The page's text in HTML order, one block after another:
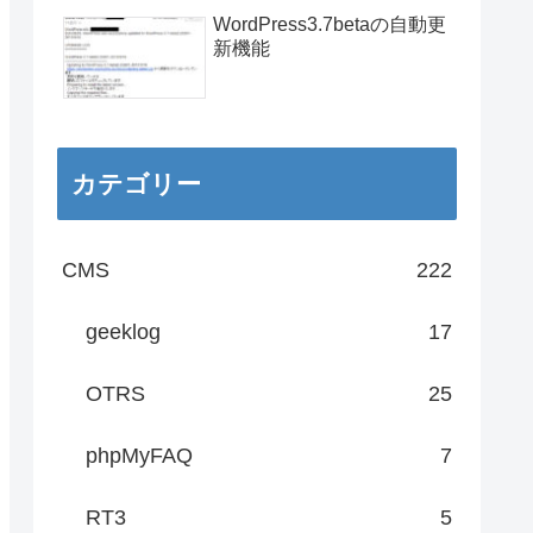
WordPress3.7betaの自動更
新機能
カテゴリー
CMS 222
geeklog 17
OTRS 25
phpMyFAQ 7
RT3 5